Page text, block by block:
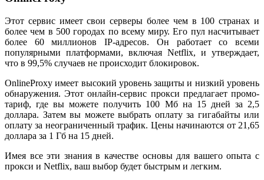
Этот сервис имеет свои серверы более чем в 100 странах и
более чем в 500 городах по всему миру. Его пул насчитывает
более 60 миллионов IP-адресов. Он работает со всеми
популярными платформами, включая Netflix, и утверждает,
что в 99,5% случаев не происходит блокировок.
OnlineProxy имеет высокий уровень защиты и низкий уровень
обнаружения. Этот онлайн-сервис прокси предлагает промо-
тариф, где вы можете получить 100 Мб на 15 дней за 2,5
доллара. Затем вы можете выбрать оплату за гигабайты или
оплату за неограниченный трафик. Цены начинаются от 21,65
доллара за 1 Гб на 15 дней.
Имея все эти знания в качестве основы для вашего опыта с
прокси и Netflix, ваш выбор будет быстрым и легким.